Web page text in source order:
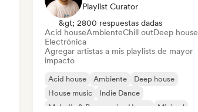
Playlist Curator
&gt; 2800 respuestas dadas
Acid houseAmbienteChill outDeep house
Electrónica
Agregar artistas a mis playlists de mayor
impacto
Acid house Ambiente
Deep house
House music
Indie Dance
Melodic & Progressive House
Minimal